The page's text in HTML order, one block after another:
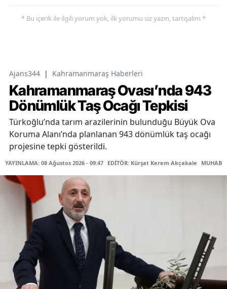
* Bu içerik ile ilgili yorum yok, ilk yorumu siz yazın, tartışalım *
Ajans344 | Kahramanmaraş Haberleri
Kahramanmaraş Ovası’nda 943
Dönümlük Taş Ocağı Tepkisi
Türkoğlu’nda tarım arazilerinin bulunduğu Büyük Ova
Koruma Alanı’nda planlanan 943 dönümlük taş ocağı
projesine tepki gösterildi.
YAYINLAMA: 08 Ağustos 2026 - 09:47 EDİTÖR: Kürşat Kerem Akçakale